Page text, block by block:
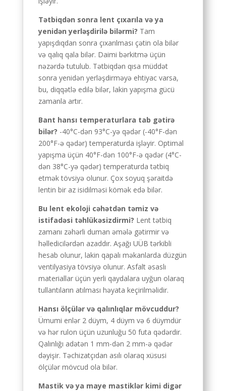
Tətbiqdən sonra lent çıxarıla və ya
yenidən yerləşdirilə bilərmi? Tam
yapışdıqdan sonra çıxarılması çətin ola bilər
və qalıq qala bilər. Daimi bərkitmə üçün
nəzərdə tutulub. Tətbiqdən qısa müddət
sonra yenidən yerləşdirməyə ehtiyac varsa,
bu, diqqətlə edilə bilər, lakin yapışma gücü
zamanla artır.
Bant hansı temperaturlara tab gətirə
bilər? -40°C-dən 93°C-yə qədər (-40°F-dən
200°F-ə qədər) temperaturda işləyir. Optimal
yapışma üçün 40°F-dən 100°F-ə qədər (4°C-
dən 38°C-yə qədər) temperaturda tətbiq
etmək tövsiyə olunur. Çox soyuq şəraitdə
lentin bir az isidilməsi kömək edə bilər.
Bu lent ekoloji cəhətdən təmiz və
istifadəsi təhlükəsizdirmi? Lent tətbiq
zamanı zəhərli duman əmələ gətirmir və
həlledicilərdən azaddır. Aşağı UÜB tərkibli
hesab olunur, lakin qapalı məkanlarda düzgün
ventilyasiya tövsiyə olunur. Asfalt əsaslı
materiallar üçün yerli qaydalara uyğun olaraq
tullantıların atılması həyata keçirilməlidir.
Hansı ölçülər və qalınlıqlar mövcuddur?
Ümumi enlər 2 düym, 4 düym və 6 düymdür
və hər rulon üçün uzunluğu 50 futa qədərdir.
Qalınlığı adətən 1 mm-dən 2 mm-ə qədər
dəyişir. Təchizatçıdan asılı olaraq xüsusi
ölçülər mövcud ola bilər.
Mastik və ya maye mastiklər kimi digər